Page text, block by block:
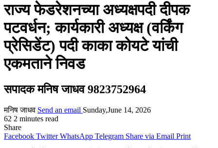
राज्य फेडरेशनच्या अध्यक्षपदी दीपक
पटवर्धन; कार्यकारी अध्यक्ष (वर्किंग
प्रेसिडेंट) पदी काका कोयटे यांची
एकमताने निवड
सपादक मनिष जाधव 9823752964
मनिष जाधव Send an email Sunday,June 14, 2026
62 2 minutes read
Share
Facebook Twitter WhatsApp Telegram Share via Email Print